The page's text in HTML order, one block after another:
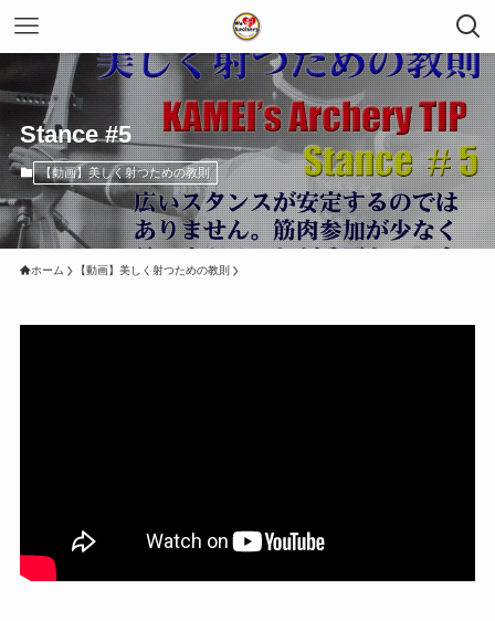
Stance #5
【動画】美しく射つための教則
ホーム 【動画】美しく射つための教則